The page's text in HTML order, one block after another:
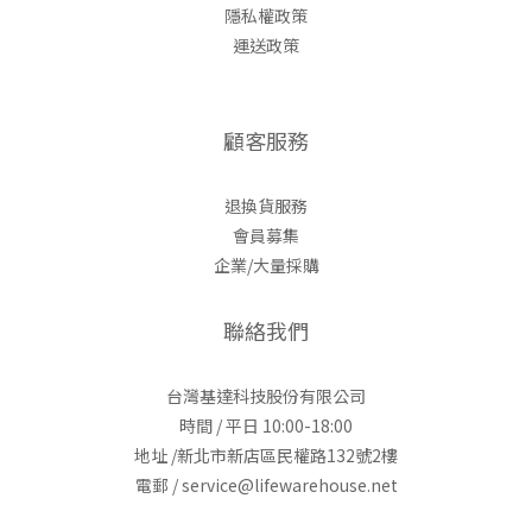
隱私權政策
運送政策
顧客服務
退換貨服務
會員募集
企業/大量採購
聯絡我們
台灣基達科技股份有限公司
時間 / 平日 10:00-18:00
地址 /新北市新店區民權路132號2樓
電郵 / service@lifewarehouse.net